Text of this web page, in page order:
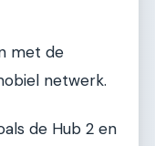
met de
netwerk.
de Hub 2 en